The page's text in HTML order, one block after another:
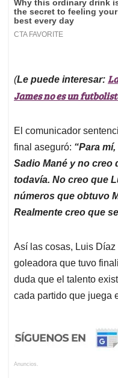
(Le puede interesar:
James no es un
El comunicador
final aseguró: “Para
Sadio Mané y no creo
todavía. No creo que
números que obtuvo
Realmente creo que
Así las cosas, Luis
goleadora que tuvo
duda que el talento
cada partido que juega
Anuncios.